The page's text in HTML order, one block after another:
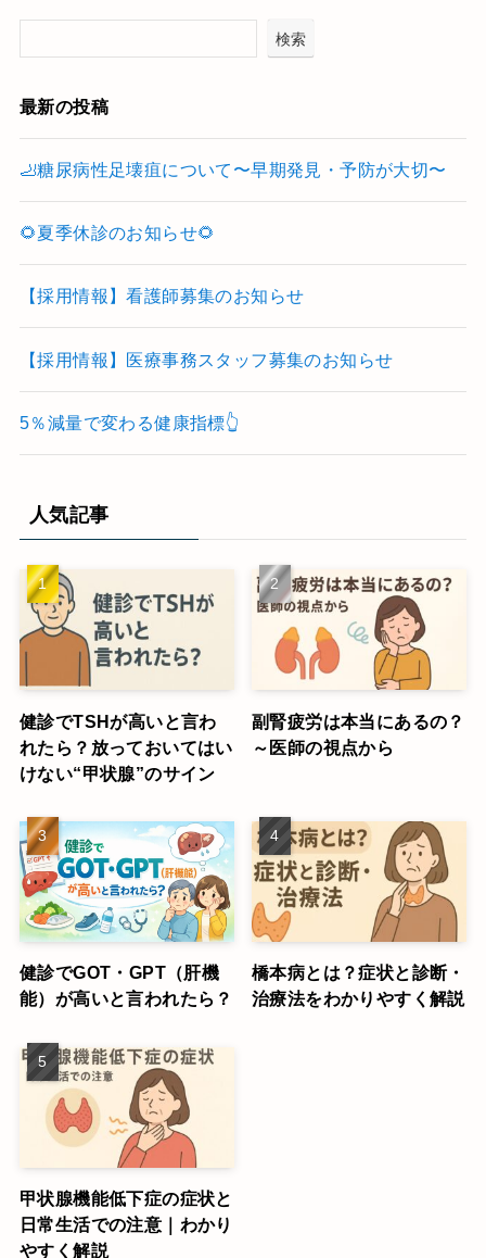
検索
最新の投稿
🦶糖尿病性足壊疽について〜早期発見・予防が大切〜
🌻夏季休診のお知らせ🌻
【採用情報】看護師募集のお知らせ
【採用情報】医療事務スタッフ募集のお知らせ
5％減量で変わる健康指標👆
人気記事
健診でTSHが高いと言わ
れたら？放っておいてはい
けない“甲状腺”のサイン
副腎疲労は本当にあるの？
～医師の視点から
健診でGOT・GPT（肝機
能）が高いと言われたら？
橋本病とは？症状と診断・
治療法をわかりやすく解説
甲状腺機能低下症の症状と
日常生活での注意｜わかり
やすく解説